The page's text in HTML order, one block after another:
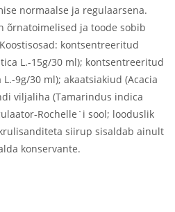
normaalse ja regulaarsena.
õrnatoimelised ja toode sobib
kontsentreeritud
L.-15g/30 ml); kontsentreeritud
9g/30 ml); akaatsiakiud (Acacia
viljaliha (Tamarindus indica
Rochelle`i sool; looduslik
siirup sisaldab ainult
konservante.